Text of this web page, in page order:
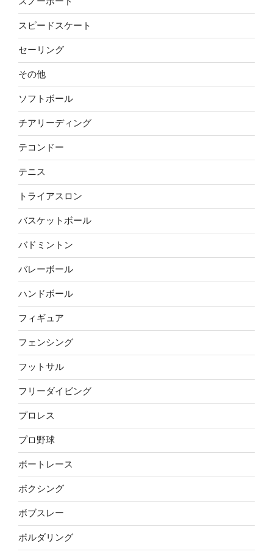
スピードスケート
セーリング
その他
ソフトボール
チアリーディング
テコンドー
テニス
トライアスロン
バスケットボール
バドミントン
バレーボール
ハンドボール
フィギュア
フェンシング
フットサル
フリーダイビング
プロレス
プロ野球
ボートレース
ボクシング
ボブスレー
ボルダリング